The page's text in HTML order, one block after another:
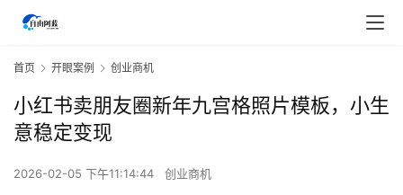
首页 开眼案例 创业商机
小红书卖朋友圈新年九宫格照片模板，小生
意稳定变现
2026-02-05 下午11:14:44 创业商机